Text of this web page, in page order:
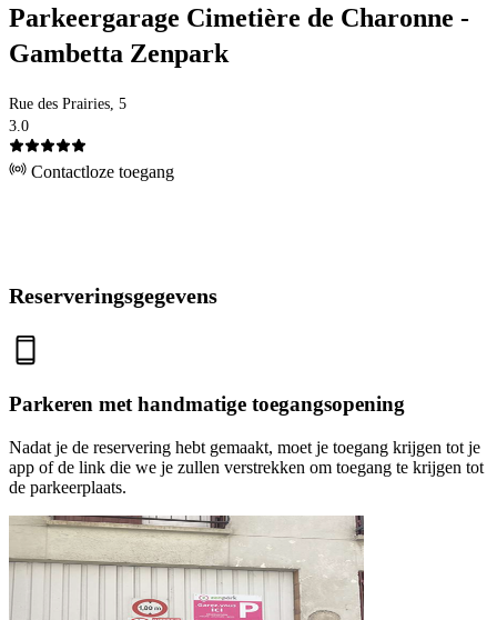
Parkeergarage Cimetière de Charonne -
Gambetta Zenpark
Rue des Prairies, 5
3.0
Contactloze toegang
Reserveringsgegevens
Parkeren met handmatige toegangsopening
Nadat je de reservering hebt gemaakt, moet je toegang krijgen tot je
app of de link die we je zullen verstrekken om toegang te krijgen tot
de parkeerplaats.